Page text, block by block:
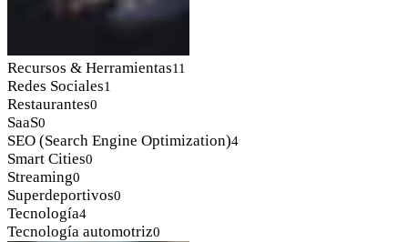
Recursos & Herramientas11
Redes Sociales1
Restaurantes0
SaaS0
SEO (Search Engine Optimization)4
Smart Cities0
Streaming0
Superdeportivos0
Tecnología4
Tecnología automotriz0